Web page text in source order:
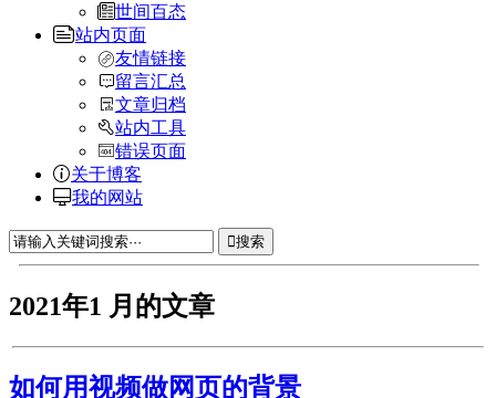
世间百态
站内页面
友情链接
留言汇总
文章归档
站内工具
错误页面
关于博客
我的网站
搜索
2021年1 月的文章
如何用视频做网页的背景